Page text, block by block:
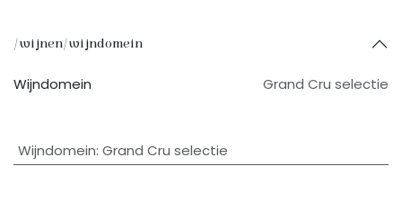
/wijnen/wijndomein
Wijndomein Grand Cru selectie
Wijndomein: Grand Cru selectie